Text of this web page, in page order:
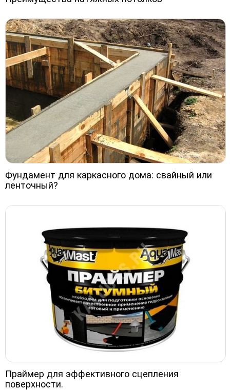
Фундамент для каркасного дома: свайный или
ленточный?
Праймер для эффективного сцепления
поверхности.